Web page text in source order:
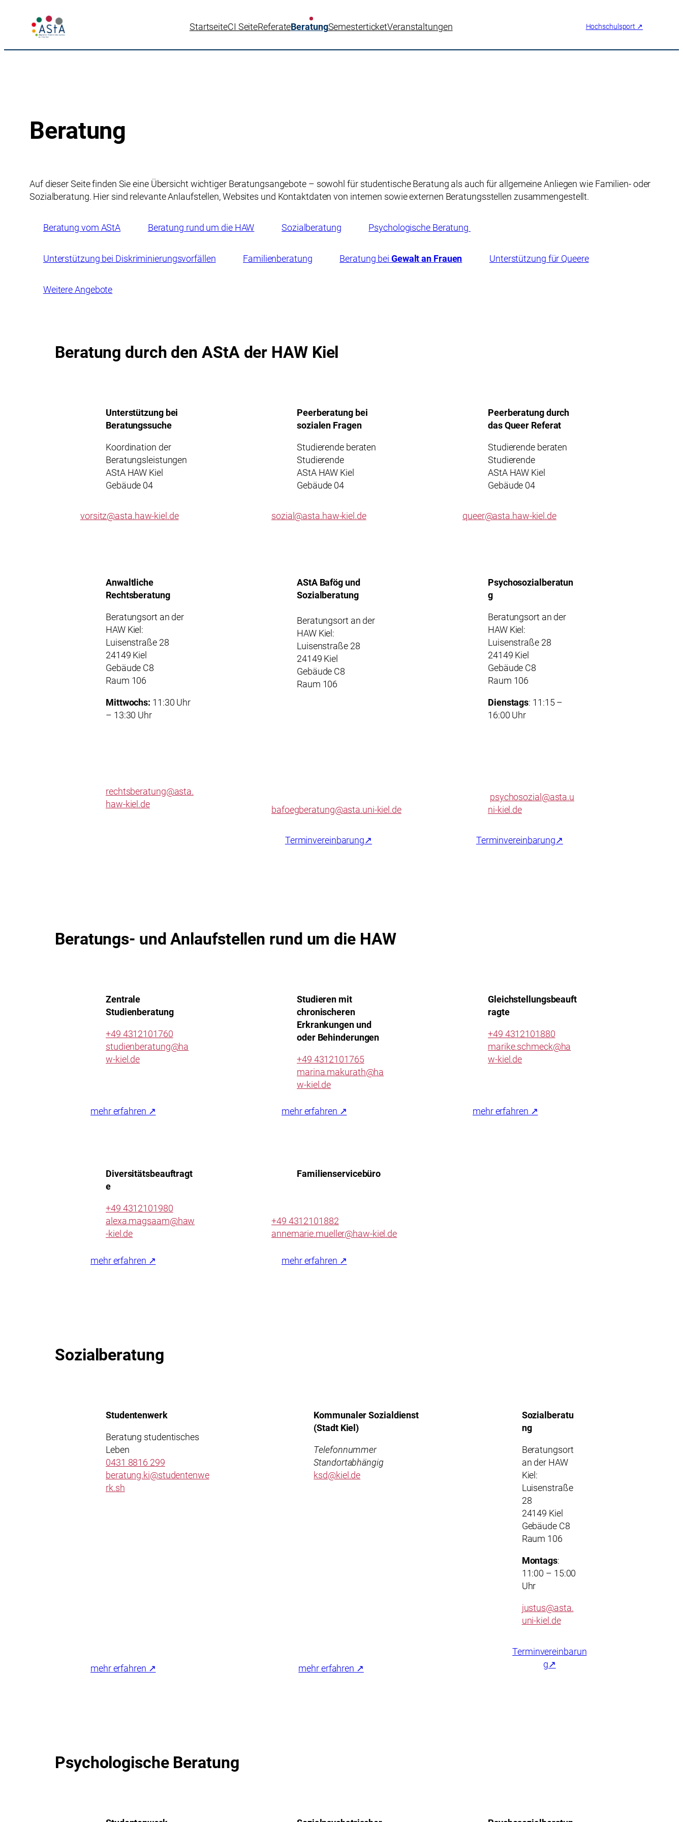
springen
StartseiteCI SeiteReferateBeratungSemesterticketVeranstaltungen Hochschulsport ↗
Beratung
Auf dieser Seite finden Sie eine Übersicht wichtiger Beratungsangebote – sowohl für studentische Beratung als auch für allgemeine Anliegen wie Familien- oder
Sozialberatung. Hier sind relevante Anlaufstellen, Websites und Kontaktdaten von internen sowie externen Beratungsstellen zusammengestellt.
Beratung vom AStA Beratung rund um die HAW Sozialberatung Psychologische Beratung
Unterstützung bei Diskriminierungsvorfällen Familienberatung Beratung bei Gewalt an Frauen Unterstützung für Queere
Weitere Angebote
Beratung durch den AStA der HAW Kiel
Unterstützung bei
Beratungssuche
Koordination der
Beratungsleistungen
AStA HAW Kiel
Gebäude 04
vorsitz@asta.haw-kiel.de
Peerberatung bei
sozialen Fragen
Studierende beraten
Studierende
AStA HAW Kiel
Gebäude 04
sozial@asta.haw-kiel.de
Peerberatung durch
das Queer Referat
Studierende beraten
Studierende
AStA HAW Kiel
Gebäude 04
queer@asta.haw-kiel.de
Anwaltliche
Rechtsberatung
Beratungsort an der
HAW Kiel:
Luisenstraße 28
24149 Kiel
Gebäude C8
Raum 106
Mittwochs: 11:30 Uhr
– 13:30 Uhr
rechtsberatung@asta.
haw-kiel.de
AStA Bafög und
Sozialberatung
Beratungsort an der
HAW Kiel:
Luisenstraße 28
24149 Kiel
Gebäude C8
Raum 106
bafoegberatung@asta.uni-kiel.de
Terminvereinbarung↗
Psychosozialberatun
g
Beratungsort an der
HAW Kiel:
Luisenstraße 28
24149 Kiel
Gebäude C8
Raum 106
Dienstags: 11:15 –
16:00 Uhr
psychosozial@asta.u
ni-kiel.de
Terminvereinbarung↗
Beratungs- und Anlaufstellen rund um die HAW
Zentrale
Studienberatung
+49 4312101760
studienberatung@ha
w-kiel.de
mehr erfahren ↗
Studieren mit
chronischeren
Erkrankungen und
oder Behinderungen
+49 4312101765
marina.makurath@ha
w-kiel.de
mehr erfahren ↗
Gleichstellungsbeauft
ragte
+49 4312101880
marike.schmeck@ha
w-kiel.de
mehr erfahren ↗
Diversitätsbeauftragt
e
+49 4312101980
alexa.magsaam@haw
-kiel.de
mehr erfahren ↗
Familienservicebüro
+49 4312101882
annemarie.mueller@haw-kiel.de
mehr erfahren ↗
Sozialberatung
Studentenwerk
Beratung studentisches
Leben
0431 8816 299
beratung.ki@studentenwe
rk.sh
mehr erfahren ↗
Kommunaler Sozialdienst
(Stadt Kiel)
Telefonnummer
Standortabhängig
ksd@kiel.de
mehr erfahren ↗
Sozialberatu
ng
Beratungsort
an der HAW
Kiel:
Luisenstraße
28
24149 Kiel
Gebäude C8
Raum 106
Montags:
11:00 – 15:00
Uhr
justus@asta.
uni-kiel.de
Terminvereinbarun
g↗
Psychologische Beratung